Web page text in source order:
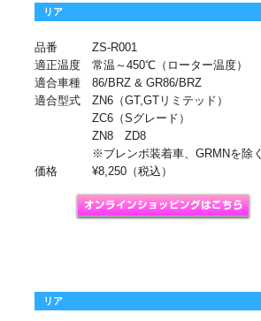
リア
品番
ZS-R001
適正温度
常温～450℃（ローター温度）
適合車種
86/BRZ & GR86/BRZ
適合型式
ZN6（GT,GTリミテッド）
ZC6（Sグレード）
ZN8 ZD8
※ブレンボ装着車、GRMNを除く
価格
¥8,250（税込）
リア